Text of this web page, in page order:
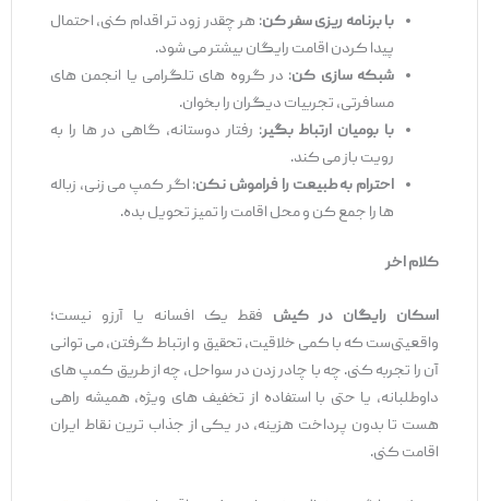
با برنامه ‌ریزی سفر کن: هر چقدر زود تر اقدام کنی، احتمال
پیدا کردن اقامت رایگان بیشتر می ‌شود.
شبکه‌ سازی کن: در گروه‌ های تلگرامی یا انجمن ‌های
مسافرتی، تجربیات دیگران را بخوان.
با بومیان ارتباط بگیر: رفتار دوستانه، گاهی در ها را به
رویت باز می ‌کند.
احترام به طبیعت را فراموش نکن: اگر کمپ می ‌زنی، زباله‌
ها را جمع کن و محل اقامت را تمیز تحویل بده.
کلام اخر
اسکان رایگان در کیشفقط یک افسانه یا آرزو نیست؛
واقعیتی‌ست که با کمی خلاقیت، تحقیق و ارتباط گرفتن، می‌ توانی
آن را تجربه کنی. چه با چادر زدن در سواحل، چه از طریق کمپ ‌های
داوطلبانه، یا حتی با استفاده از تخفیف‌ های ویژه، همیشه راهی
هست تا بدون پرداخت هزینه، در یکی از جذاب ‌ترین نقاط ایران
اقامت کنی.